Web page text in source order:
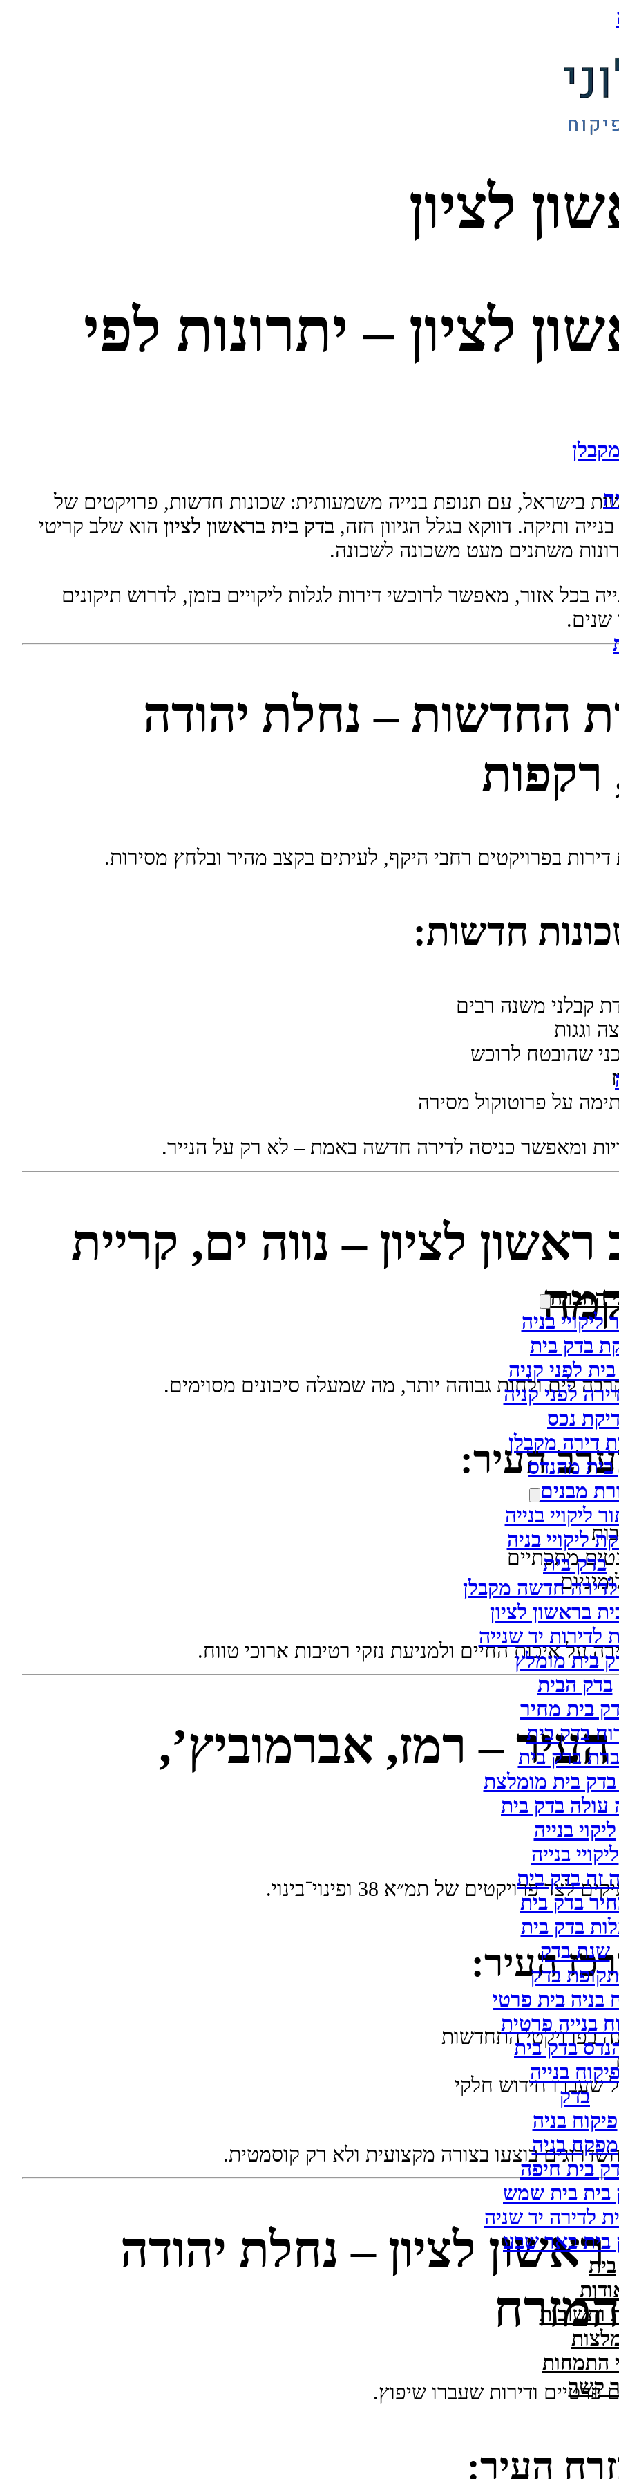
החברה
ליקויי בניה
בדק בית
לפני קניה
לפני קניה
נכס
דירה מקבלן
בית מהנדס
מבנים
ליקויי בנייה
ליקויי בניה
בדק בית
חדשה מקבלן
בראשון לציון
לדירות יד שנייה
בית מומלץ
בדק הבית
בית מחיר
בדק בית
בדק בית
בית מומלצת
עולה בדק בית
ליקוי בנייה
ליקויי בנייה
זה בדק בית
בדק בית
בדק בית
שנת בדק
תקופת בדק
בניה בית פרטי
בנייה פרטית
בדק בית
פיקוח בנייה
בדק
פיקוח בניה
מפקח בניה
בית חיפה
בית בית שמש
לדירה יד שניה
בית באר שבע
בית
ותשובות
התמחות
קשר
לציון
לציון – יתרונות לפי
בישראל, עם תנופת בנייה משמעותית: שכונות חדשות, פרויקטים של
ותיקה. דווקא בגלל הגיוון הזה, בדק בית בראשון לציון הוא שלב קריטי
משתנים מעט משכונה לשכונה.
בכל אזור, מאפשר לרוכשי דירות לגלות ליקויים בזמן, לדרוש תיקונים
שנים.
החדשות – נחלת יהודה
רקפות
דירות בפרויקטים רחבי היקף, לעיתים בקצב מהיר ובלחץ מסירות.
חדשות:
קבלני משנה רבים
וגגות
שהובטח לרוכש
על פרוטוקול מסירה
ומאפשר כניסה לדירה חדשה באמת – לא רק על הנייר.
לציון – נווה ים, קריית
לים ולחות גבוהה יותר, מה שמעלה סיכונים מסוימים.
העיר:
מתכתיים
על איכות החיים ולמניעת נזקי רטיבות ארוכי טווח.
– רמז, אברמוביץ’,
פרויקטים של תמ״א 38 ופינוי־בינוי.
העיר:
בפרויקטי התחדשות
שעברו חידוש חלקי
בוצעו בצורה מקצועית ולא רק קוסמטית.
לציון – נחלת יהודה
פרטיים ודירות שעברו שיפוץ.
העיר: